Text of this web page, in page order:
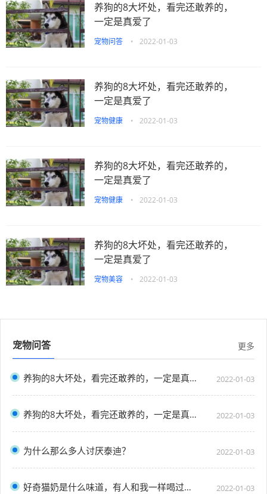
养狗的8大坏处，看完还敢养的，
一定是真爱了
宠物问答 • 2022-01-03
养狗的8大坏处，看完还敢养的，
一定是真爱了
宠物健康 • 2022-01-03
养狗的8大坏处，看完还敢养的，
一定是真爱了
宠物健康 • 2022-01-03
养狗的8大坏处，看完还敢养的，
一定是真爱了
宠物美容 • 2022-01-03
宠物问答 更多
养狗的8大坏处，看完还敢养的，一定是真爱了 2022-01-03
养狗的8大坏处，看完还敢养的，一定是真爱了 2022-01-03
为什么那么多人讨厌泰迪？ 2022-01-03
好奇猫奶是什么味道，有人和我一样喝过猫奶吗？” 2022-01-03